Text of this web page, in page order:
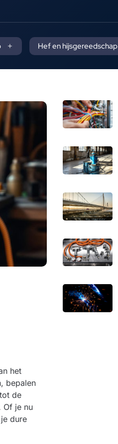
Hef en hijsgereedschap
het
bepalen
de
Of je nu
dure